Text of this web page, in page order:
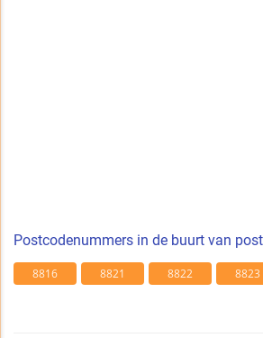
Postcodenummers in de buurt van
8816 8821 8822 8823